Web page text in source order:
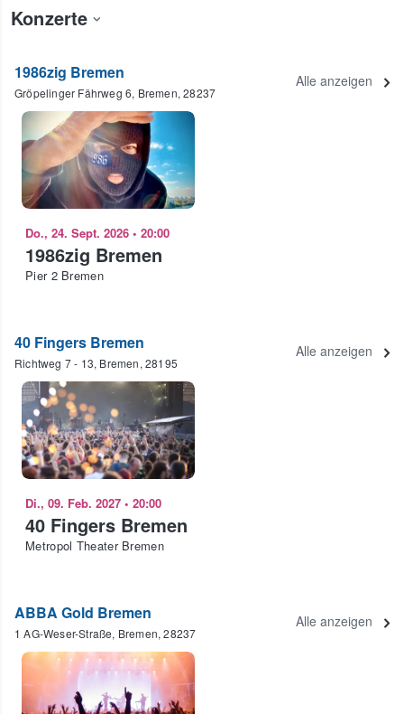
Konzerte
1986zig Bremen
Gröpelinger Fährweg 6, Bremen, 28237
Alle anzeigen
Do., 24. Sept. 2026 • 20:00
1986zig Bremen
Pier 2 Bremen
40 Fingers Bremen
Richtweg 7 - 13, Bremen, 28195
Alle anzeigen
Di., 09. Feb. 2027 • 20:00
40 Fingers Bremen
Metropol Theater Bremen
ABBA Gold Bremen
1 AG-Weser-Straße, Bremen, 28237
Alle anzeigen